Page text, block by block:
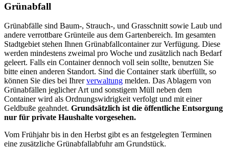
Grünabfall
Grünabfälle sind Baum-, Strauch-, und Grasschnitt sowie Laub und
andere verrottbare Grünteile aus dem Gartenbereich. Im gesamten
Stadtgebiet stehen Ihnen Grünabfallcontainer zur Verfügung. Diese
werden mindestens zweimal pro Woche und zusätzlich nach Bedarf
geleert. Falls ein Container dennoch voll sein sollte, benutzen Sie
bitte einen anderen Standort. Sind die Container stark überfüllt, so
können Sie dies bei Ihrerverwaltung melden. Das Ablagern von
Grünabfällen jeglicher Art und sonstigem Müll neben dem
Container wird als Ordnungswidrigkeit verfolgt und mit einer
Geldbuße geahndet. Grundsätzlich ist die öffentliche Entsorgung
nur für private Haushalte vorgesehen.
Vom Frühjahr bis in den Herbst gibt es an festgelegten Terminen
eine zusätzliche Grünabfallabfuhr am Grundstück.